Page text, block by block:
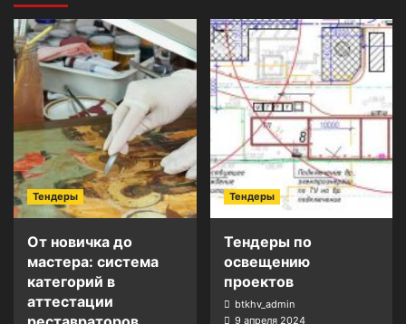
Тендеры
От новичка до
мастера: система
категорий в
аттестации
Тендеры
Тендеры по
освещению
проектов
btkhv_admin
9 апреля 2024